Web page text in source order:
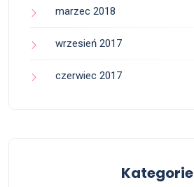
marzec 2018
wrzesień 2017
czerwiec 2017
Kategorie